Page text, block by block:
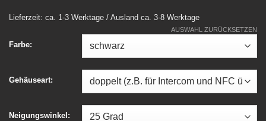
Lieferzeit: ca. 1-3 Werktage / Ausland ca. 3-8 Werktage
Farbe:
Gehäuseart:
Neigungswinkel:
AUSWAHL ZURÜCKSETZEN